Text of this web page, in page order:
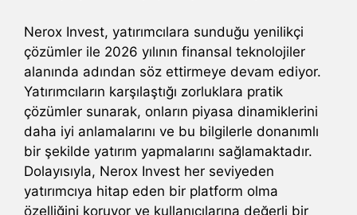
Nerox Invest, yatırımcılara sunduğu yenilikçi
çözümler ile 2026 yılının finansal teknolojiler
alanında adından söz ettirmeye devam ediyor.
Yatırımcıların karşılaştığı zorluklara pratik
çözümler sunarak, onların piyasa dinamiklerini
daha iyi anlamalarını ve bu bilgilerle donanımlı
bir şekilde yatırım yapmalarını sağlamaktadır.
Dolayısıyla, Nerox Invest her seviyeden
yatırımcıya hitap eden bir platform olma
özelliğini koruyor ve kullanıcılarına değerli bir